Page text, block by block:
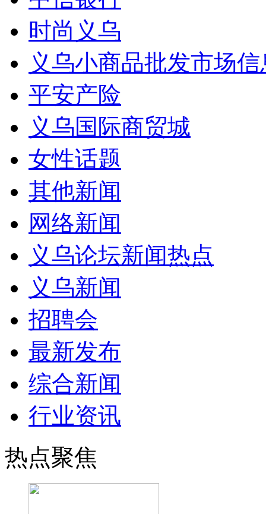
时尚义乌
义乌小商品批发市场
平安产险
义乌国际商贸城
女性话题
其他新闻
网络新闻
义乌论坛新闻热点
义乌新闻
招聘会
最新发布
综合新闻
行业资讯
热点聚焦